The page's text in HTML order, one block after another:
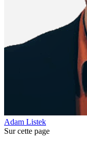
Adam Listek
Sur cette page